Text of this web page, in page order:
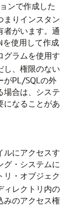
ンで作成した
まりインスタン
者がいます。通
を使用して作成
グラムを使用す
し、権限のない
がPL/SQLの外
場合は、システ
になることがあ
ルにアクセスす
グ・システムに
リ・オブジェク
ィレクトリ内の
みのアクセス権